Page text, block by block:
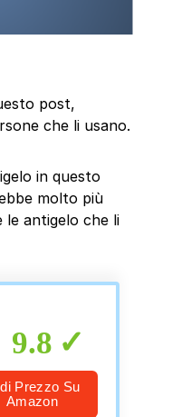
post,
che li usano.
in questo
molto più
le antigelo che li
9.8
Prezzo Su
Amazon